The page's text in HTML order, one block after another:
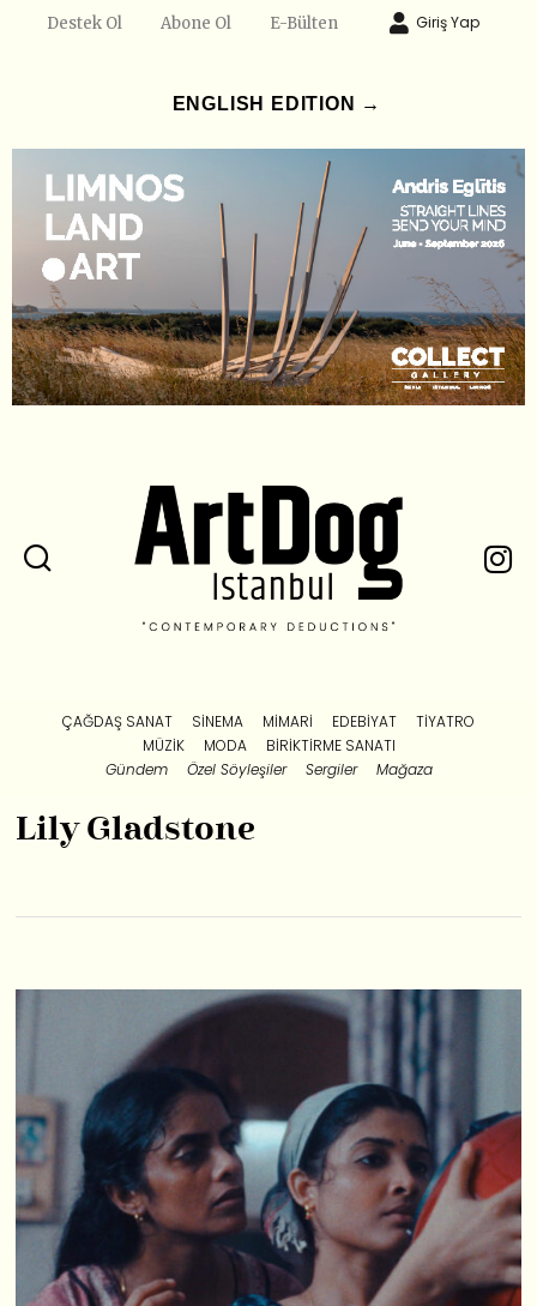
Destek Ol Abone Ol E-Bülten Giriş Yap
ENGLISH EDITION →
ÇAĞDAŞ SANAT SINEMA MIMARI EDEBIYAT
TIYATRO
MÜZIK
MODA
BIRIKTIRME SANATI
Gündem
Özel Söyleşiler Sergiler Mağaza
Lily Gladstone